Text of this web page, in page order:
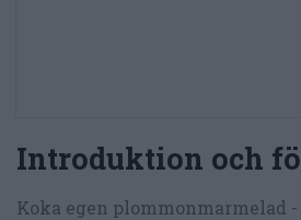
Introduktion och
Koka egen plommonmarmelad